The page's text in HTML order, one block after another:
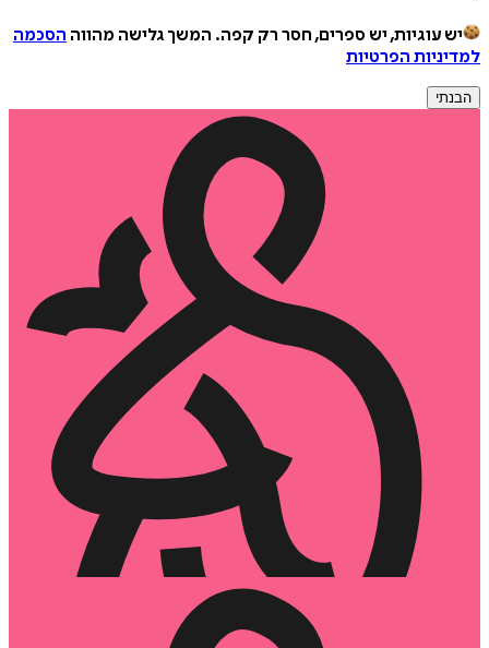
יש עוגיות, יש ספרים, חסר רק קפה. המשך גלישה מהווה הסכמה
למדיניות הפרטיות
הבנתי